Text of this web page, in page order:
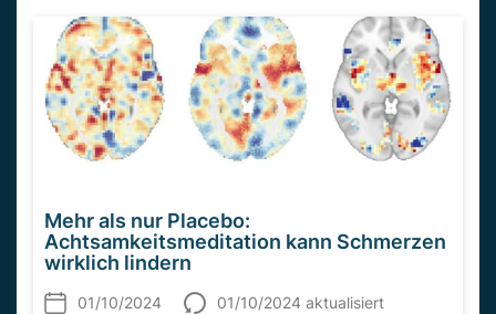
Mehr als nur Placebo:
Achtsamkeitsmeditation kann Schmerzen
wirklich lindern
01/10/2024 01/10/2024 aktualisiert